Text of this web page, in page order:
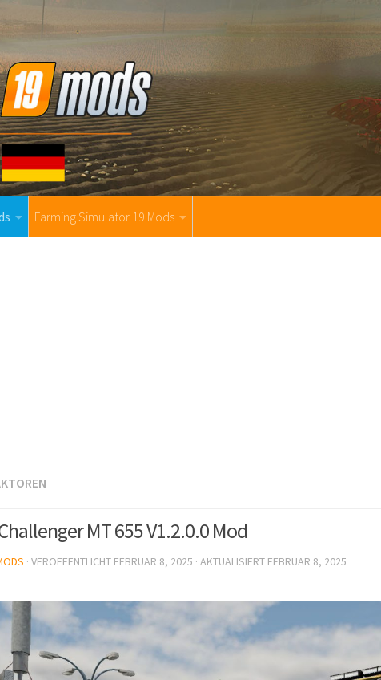
Farming Simulator 19 Mods
MT 655 V1.2.0.0 Mod
· VERÖFFENTLICHT FEBRUAR 8, 2025 · AKTUALISIERT FEBRUAR 8, 2025